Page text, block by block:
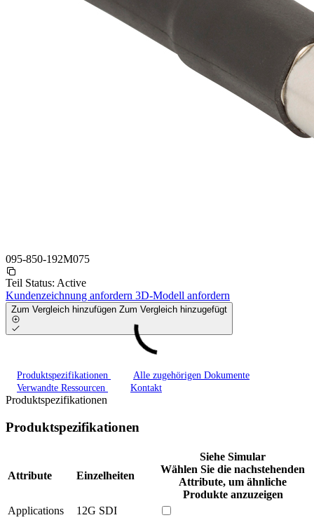
095-850-192M075
Teil Status: Active
Kundenzeichnung anfordern 3D-Modell anfordern
Zum Vergleich hinzufügen Zum Vergleich hinzugefügt
Produktspezifikationen
Alle zugehörigen Dokumente
Verwandte Ressourcen
Kontakt
Produktspezifikationen
Produktspezifikationen
Attribute Einzelheiten
Siehe Simular
Wählen Sie die nachstehenden
Attribute, um ähnliche
Produkte anzuzeigen
Applications
12G SDI